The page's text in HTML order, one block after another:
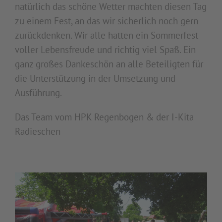
natürlich das schöne Wetter machten diesen Tag
zu einem Fest, an das wir sicherlich noch gern
zurückdenken. Wir alle hatten ein Sommerfest
voller Lebensfreude und richtig viel Spaß. Ein
ganz großes Dankeschön an alle Beteiligten für
die Unterstützung in der Umsetzung und
Ausführung.
Das Team vom HPK Regenbogen & der I-Kita
Radieschen